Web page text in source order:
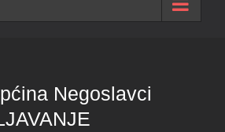
Negoslavci